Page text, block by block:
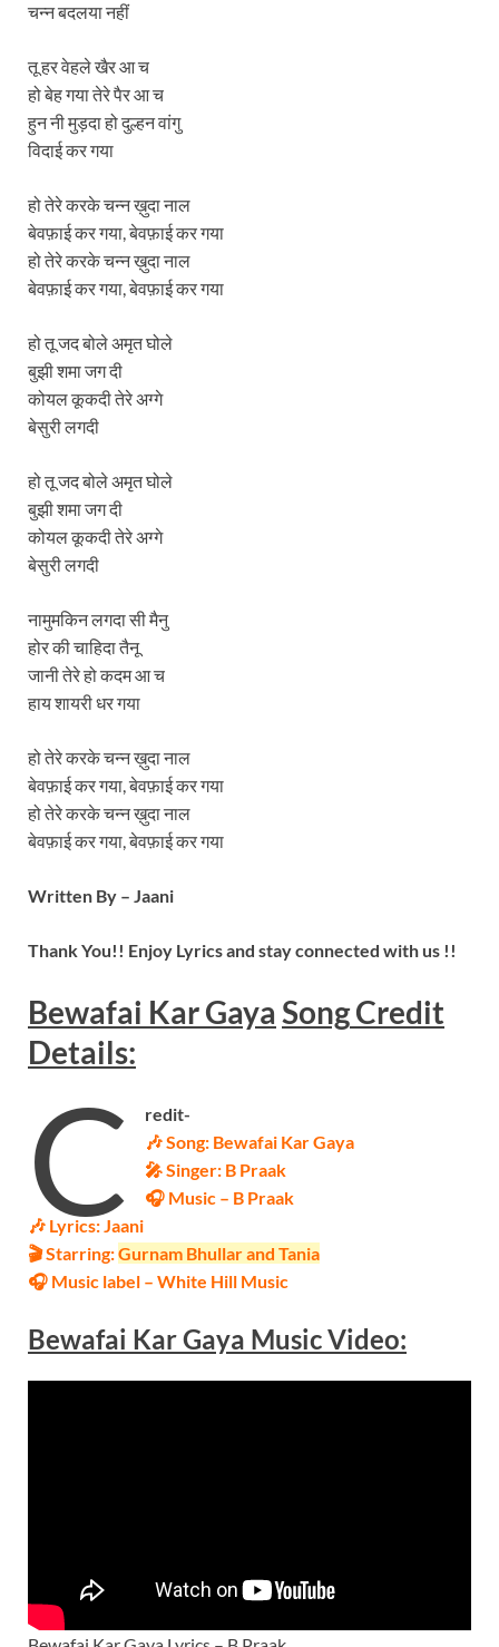
चन्न बदलया नहीं
तू हर वेहले खैर आ च
हो बेह गया तेरे पैर आ च
हुन नी मुड़दा हो दुल्हन वांगु
विदाई कर गया
हो तेरे करके चन्न ख़ुदा नाल
बेवफ़ाई कर गया, बेवफ़ाई कर गया
हो तेरे करके चन्न ख़ुदा नाल
बेवफ़ाई कर गया, बेवफ़ाई कर गया
हो तू जद बोले अमृत घोले
बुझी शमा जग दी
कोयल कूकदी तेरे अग्गे
बेसुरी लगदी
हो तू जद बोले अमृत घोले
बुझी शमा जग दी
कोयल कूकदी तेरे अग्गे
बेसुरी लगदी
नामुमकिन लगदा सी मैनु
होर की चाहिदा तैनू
जानी तेरे हो कदम आ च
हाय शायरी धर गया
हो तेरे करके चन्न ख़ुदा नाल
बेवफ़ाई कर गया, बेवफ़ाई कर गया
हो तेरे करके चन्न ख़ुदा नाल
बेवफ़ाई कर गया, बेवफ़ाई कर गया
Written By – Jaani
Thank You!! Enjoy Lyrics and stay connected with us !!
Bewafai Kar Gaya SongCredit
Details:
C
redit-
🎶 Song: Bewafai Kar Gaya
🎤 Singer: B Praak
🎧 Music – B Praak
🎶 Lyrics:Jaani
🎬 Starring:Gurnam Bhullar and Tania
🎧 Music label – White Hill Music
Bewafai Kar Gaya Music Video: